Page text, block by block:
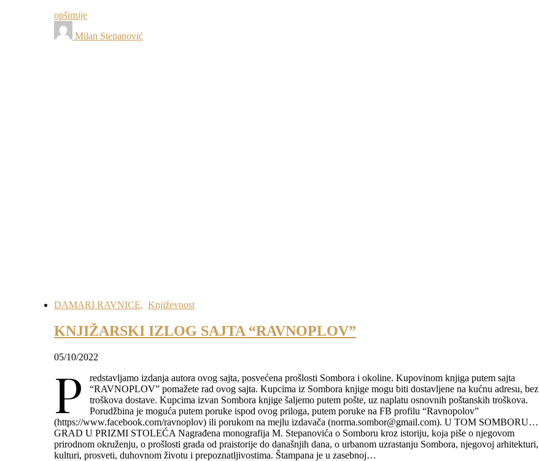
opširnije
Milan Stepanović
DAMARI RAVNICE, Književnost
KNJIŽARSKI IZLOG SAJTA “RAVNOPLOV”
05/10/2022
P
redstavljamo izdanja autora ovog sajta, posvećena prošlosti Sombora i okoline. Kupovinom knjiga putem sajta
“RAVNOPLOV” pomažete rad ovog sajta. Kupcima iz Sombora knjige mogu biti dostavljene na kućnu adresu, bez
troškova dostave. Kupcima izvan Sombora knjige šaljemo putem pošte, uz naplatu osnovnih poštanskih troškova.
Porudžbina je moguća putem poruke ispod ovog priloga, putem poruke na FB profilu “Ravnopolov”
(https://www.facebook.com/ravnoplov) ili porukom na mejlu izdavača (norma.sombor@gmail.com). U TOM SOMBORU…
GRAD U PRIZMI STOLEĆA Nagrađena monografija M. Stepanovića o Somboru kroz istoriju, koja piše o njegovom
prirodnom okruženju, o prošlosti grada od praistorije do današnjih dana, o urbanom uzrastanju Sombora, njegovoj arhitekturi,
kulturi, prosveti, duhovnom životu i prepoznatljivostima. Štampana je u zasebnoj…